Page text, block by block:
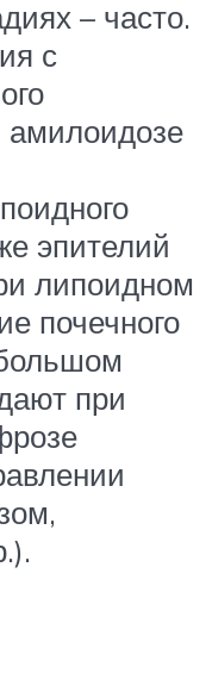
– часто.
с
амилоидозе
эпителий
липоидном
почечного
при